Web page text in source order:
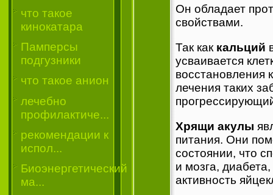
что такое
кинокатара
Памперсы
подгузники
что такое анион
лечебно
профилактиче...
рекомендации к
испол...
Биоэнергетический
ма...
Он обладает
свойствами.
Так как кальций
усваивается
восстановления
лечения таких
Хрящи акулы
питания. Они
состоянии, что
и мозга,
активность